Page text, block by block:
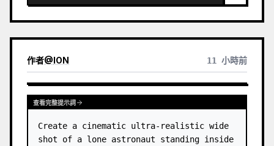
作者@ION 11 小時前
查看完整提示詞
Create a cinematic ultra-realistic wide
shot of a lone astronaut standing inside